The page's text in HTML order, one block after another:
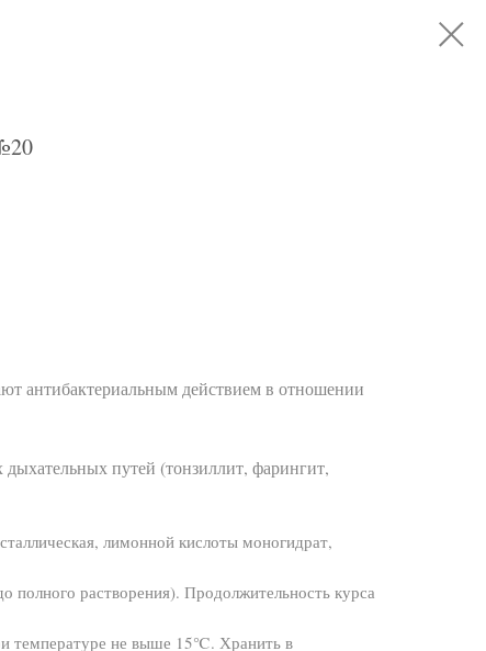
антибактериальным действием в отношении
путей (тонзиллит, фарингит,
лимонной кислоты моногидрат,
полного растворения). Продолжительность курса
температуре не выше 15℃. Хранить в